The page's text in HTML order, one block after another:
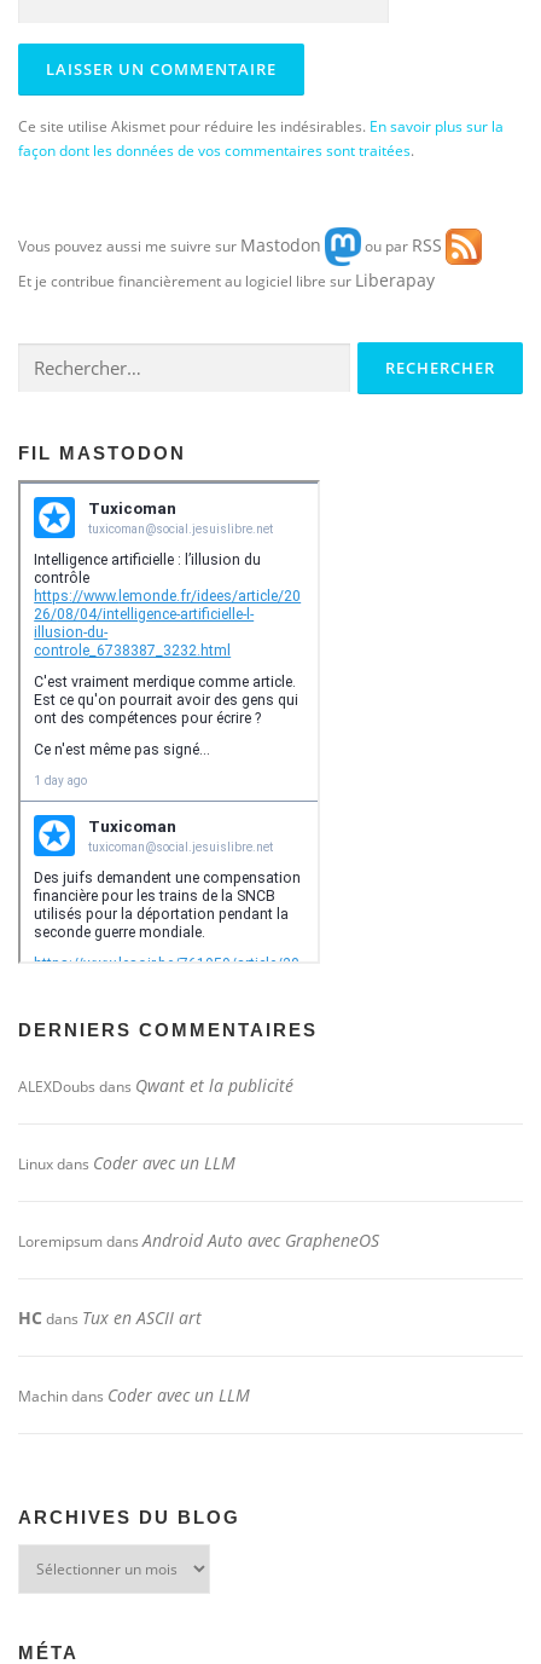
Ce site utilise Akismet pour réduire les indésirables. En savoir plus sur la
façon dont les données de vos commentaires sont traitées.
Vous pouvez aussi me suivre sur Mastodon ou par RSS
Et je contribue financièrement au logiciel libre sur Liberapay
FIL MASTODON
DERNIERS COMMENTAIRES
ALEXDoubs dans Qwant et la publicité
Linuxdans Coder avec un LLM
LoremipsumdansAndroid Auto avec GrapheneOS
HC dans Tux en ASCII art
Machindans Coder avec un LLM
ARCHIVES DU BLOG
MÉTA